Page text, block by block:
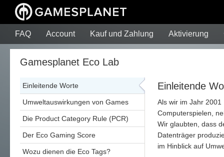
FAQ Account Kauf und Zahlung Aktivierung
Gamesplanet Eco Lab
Einleitende Worte
Umweltauswirkungen von Games
Die Product Category Rule (PCR)
Der Eco Gaming Score
Wozu dienen die Eco Tags?
Einleitende
Als wir im Jahr
Computerspielen,
Wir glaubten, dass
Datenträger
im Hinblick auf